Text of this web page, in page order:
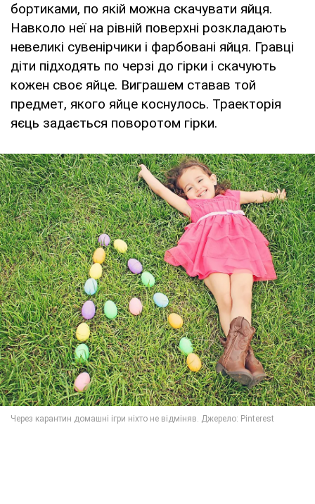
бортиками, по якій можна скачувати яйця.
Навколо неї на рівній поверхні розкладають
невеликі сувенірчики і фарбовані яйця. Гравці
діти підходять по черзі до гірки і скачують
кожен своє яйце. Виграшем ставав той
предмет, якого яйце коснулось. Траекторія
яєць задається поворотом гірки.